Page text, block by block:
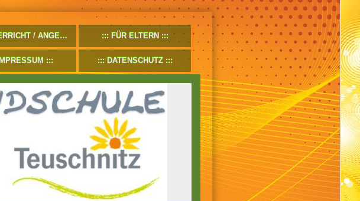
/ ANGEBOTE FÜR ELTERN
IMPRESSUM DATENSCHUTZ